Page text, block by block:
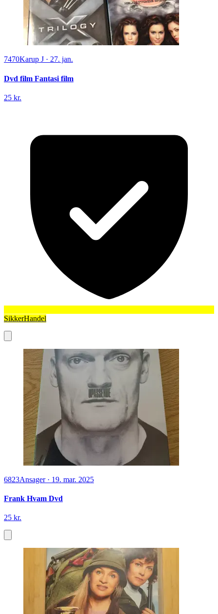
7470Karup J · 27. jan.
Dvd film Fantasi film
25 kr.
SikkerHandel
6823Ansager· 19. mar. 2025
Frank Hvam Dvd
25 kr.